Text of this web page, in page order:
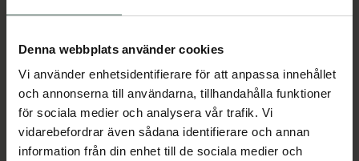
Denna webbplats använder cookies
Vi använder enhetsidentifierare för att anpassa innehållet
och annonserna till användarna, tillhandahålla funktioner
för sociala medier och analysera vår trafik. Vi
vidarebefordrar även sådana identifierare och annan
information från din enhet till de sociala medier och
Aktuella erbjudanden
Beskrivning